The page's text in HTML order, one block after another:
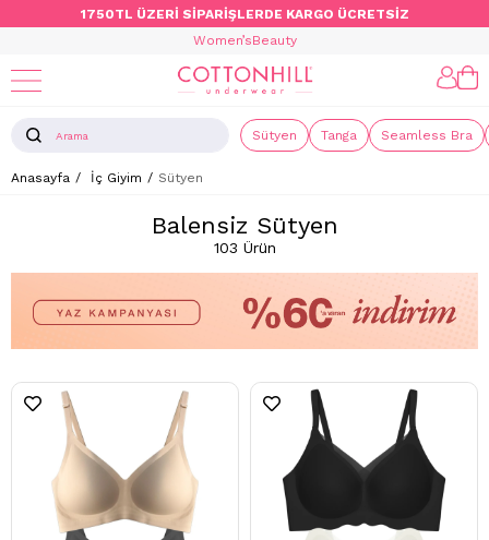
1750TL ÜZERİ SİPARİŞLERDE KARGO ÜCRETSİZ
Women’sBeauty
Sütyen Tanga Seamless Bra
Anasayfa İç Giyim Sütyen
Balensiz Sütyen
103 Ürün